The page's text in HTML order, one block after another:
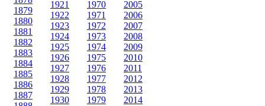
1879
1880
1881
1882
1883
1884
1885
1886
1887
1921
1922
1923
1924
1925
1926
1927
1928
1929
1930
1970
1971
1972
1973
1974
1975
1976
1977
1978
1979
2005
2006
2007
2008
2009
2010
2011
2012
2013
2014